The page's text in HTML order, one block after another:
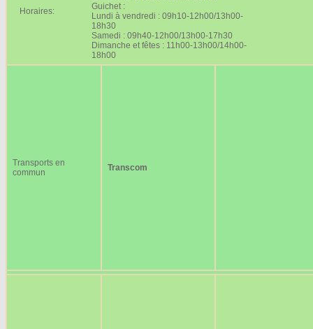
Horaires:
Guichet :
Lundi à vendredi : 09h10-12h00/13h00-
18h30
Samedi : 09h40-12h00/13h00-17h30
Dimanche et fêtes : 11h00-13h00/14h00-
18h00
Transports en
commun
Transcom